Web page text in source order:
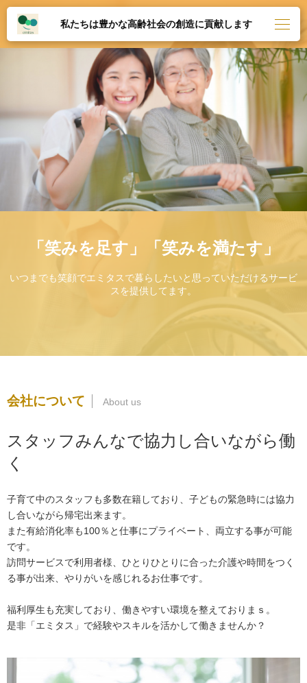
私たちは豊かな高齢社会の創造に貢献します
「笑みを足す」「笑みを満たす」
いつまでも笑顔でエミタスで暮らしたいと思っていただけるサービ
スを提供してます。
会社について
スタッフみんなで協力し合いながら働
く
子育て中のスタッフも多数在籍しており、子どもの緊急時には協力
し合いながら帰宅出来ます。
また有給消化率も100％と仕事にプライベート、両立する事が可能
です。
訪問サービスで利用者様、ひとりひとりに合った介護や時間をつく
る事が出来、やりがいを感じれるお仕事です。
福利厚生も充実しており、働きやすい環境を整えておりまｓ。
是非「エミタス」で経験やスキルを活かして働きませんか？